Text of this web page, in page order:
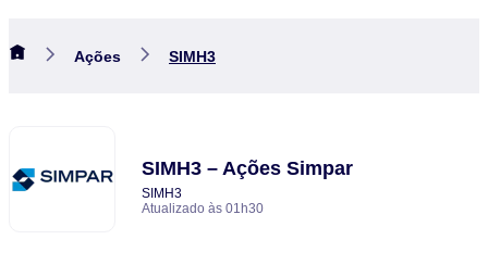
Ações SIMH3
SIMH3 – Ações Simpar
SIMH3
Atualizado às 01h30